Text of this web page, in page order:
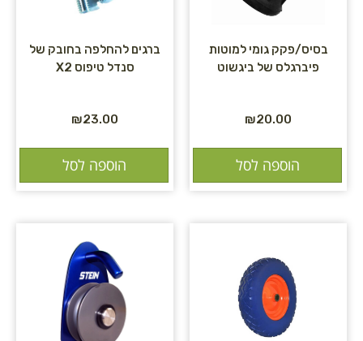
בסיס/פקק גומי למוטות
פיברגלס של ביגשוט
₪20.00
הוספה לסל
ברגים להחלפה בחובק של
סנדל טיפוס X2
₪23.00
הוספה לסל